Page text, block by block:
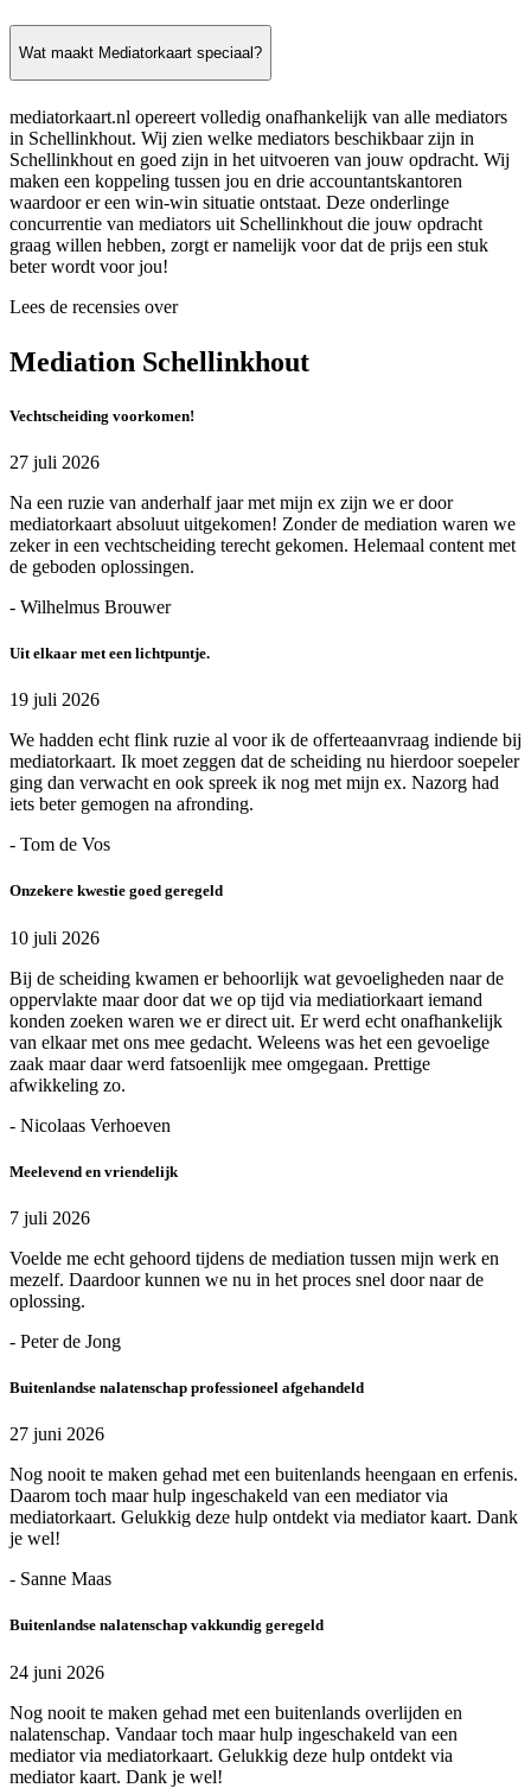
Wat maakt Mediatorkaart speciaal?
mediatorkaart.nl opereert volledig onafhankelijk van alle mediators
in Schellinkhout. Wij zien welke mediators beschikbaar zijn in
Schellinkhout en goed zijn in het uitvoeren van jouw opdracht. Wij
maken een koppeling tussen jou en drie accountantskantoren
waardoor er een win-win situatie ontstaat. Deze onderlinge
concurrentie van mediators uit Schellinkhout die jouw opdracht
graag willen hebben, zorgt er namelijk voor dat de prijs een stuk
beter wordt voor jou!
Lees de recensies over
Mediation Schellinkhout
Vechtscheiding voorkomen!
27 juli 2026
Na een ruzie van anderhalf jaar met mijn ex zijn we er door
mediatorkaart absoluut uitgekomen! Zonder de mediation waren we
zeker in een vechtscheiding terecht gekomen. Helemaal content met
de geboden oplossingen.
- Wilhelmus Brouwer
Uit elkaar met een lichtpuntje.
19 juli 2026
We hadden echt flink ruzie al voor ik de offerteaanvraag indiende bij
mediatorkaart. Ik moet zeggen dat de scheiding nu hierdoor soepeler
ging dan verwacht en ook spreek ik nog met mijn ex. Nazorg had
iets beter gemogen na afronding.
- Tom de Vos
Onzekere kwestie goed geregeld
10 juli 2026
Bij de scheiding kwamen er behoorlijk wat gevoeligheden naar de
oppervlakte maar door dat we op tijd via mediatiorkaart iemand
konden zoeken waren we er direct uit. Er werd echt onafhankelijk
van elkaar met ons mee gedacht. Weleens was het een gevoelige
zaak maar daar werd fatsoenlijk mee omgegaan. Prettige
afwikkeling zo.
- Nicolaas Verhoeven
Meelevend en vriendelijk
7 juli 2026
Voelde me echt gehoord tijdens de mediation tussen mijn werk en
mezelf. Daardoor kunnen we nu in het proces snel door naar de
oplossing.
- Peter de Jong
Buitenlandse nalatenschap professioneel afgehandeld
27 juni 2026
Nog nooit te maken gehad met een buitenlands heengaan en erfenis.
Daarom toch maar hulp ingeschakeld van een mediator via
mediatorkaart. Gelukkig deze hulp ontdekt via mediator kaart. Dank
je wel!
- Sanne Maas
Buitenlandse nalatenschap vakkundig geregeld
24 juni 2026
Nog nooit te maken gehad met een buitenlands overlijden en
nalatenschap. Vandaar toch maar hulp ingeschakeld van een
mediator via mediatorkaart. Gelukkig deze hulp ontdekt via
mediator kaart. Dank je wel!